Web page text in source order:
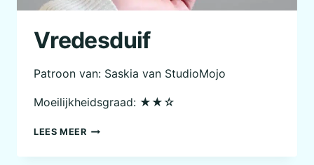
Vredesduif
Patroon van: Saskia van StudioMojo
Moeilijkheidsgraad: ★★☆
LEES MEERVREDESDUIF